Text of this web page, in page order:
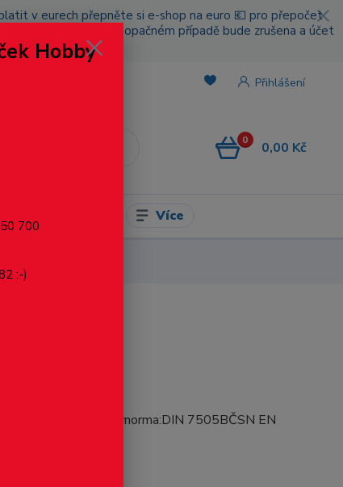
v eurech přepněte si e-shop na euro 💶 pro přepočet
za poštovné, v opačném případě bude zrušena a účet
Přihlášení
0 0,00 Kč
Více
mm
C1022zinek bílýnorma:DIN 7505BČSN EN
Hobby
700
:-)